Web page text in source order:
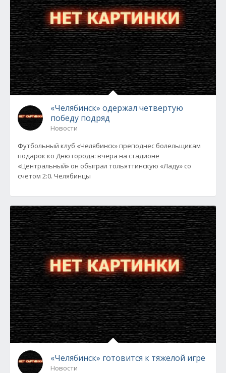
«Челябинск» одержал четвертую
победу подряд
Новости
Футбольный клуб «Челябинск» преподнес болельщикам
подарок ко Дню города: вчера на стадионе
«Центральный» он обыграл тольяттинскую «Ладу» со
счетом 2:0. Челябинцы
«Челябинск» готовится к тяжелой игре
Новости